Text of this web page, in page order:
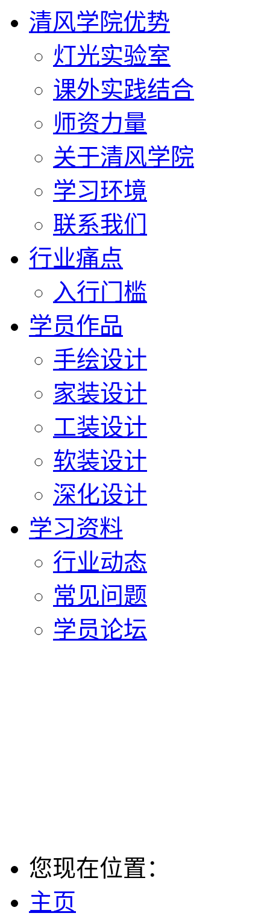
清风学院优势
灯光实验室
课外实践结合
师资力量
关于清风学院
学习环境
联系我们
行业痛点
入行门槛
学员作品
手绘设计
家装设计
工装设计
软装设计
深化设计
学习资料
行业动态
常见问题
学员论坛
您现在位置：
主页